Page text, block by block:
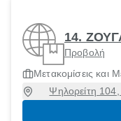
14.
Προβολή
Μετακομίσεις και
Ψηλορείτη